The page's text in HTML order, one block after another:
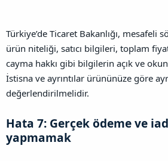
Türkiye’de Ticaret Bakanlığı, mesafeli
ürün niteliği, satıcı bilgileri, toplam
cayma hakkı gibi bilgilerin açık ve
İstisna ve ayrıntılar ürününüze göre
değerlendirilmelidir.
Hata 7: Gerçek ödeme ve
yapmamak​